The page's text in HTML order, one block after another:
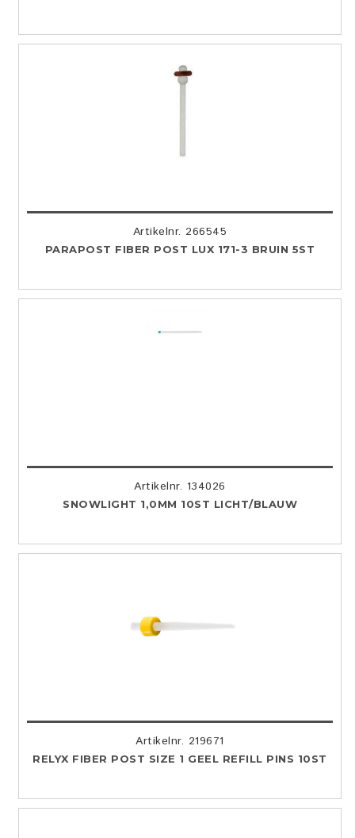
Artikelnr. 266545
PARAPOST FIBER POST LUX 171-3 BRUIN 5ST
Artikelnr. 134026
SNOWLIGHT 1,0MM 10ST LICHT/BLAUW
Artikelnr. 219671
RELYX FIBER POST SIZE 1 GEEL REFILL PINS 10ST